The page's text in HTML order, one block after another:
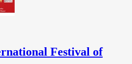
Festival of